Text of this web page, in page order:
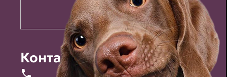
Контакты